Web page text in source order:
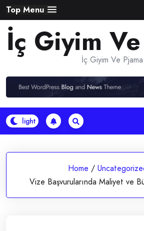
Skip
to
content
Top Menu
İç Giyim
İç Giyim Ve Pjama
Home /
Vize Başvurularında Maliyet ve